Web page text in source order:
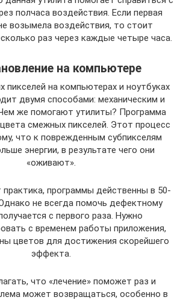
полчаса воздействия. Если первая
возымела воздействия, то стоит
раз через каждые четыре часа.
на компьютере
пикселей на компьютерах и ноутбуках
двумя способами: механическим и
же помогают утилиты? Программа
смежных пикселей. Этот процесс
что к поврежденным субпикселям
энергии, в результате чего они
«оживают».
программы действенны в 50-
не всегда помочь дефектному
с первого раза. Нужно
с временем работы приложения,
цветов для достижения скорейшего
эффекта.
что «лечение» поможет раз и
может возвращаться, особенно в